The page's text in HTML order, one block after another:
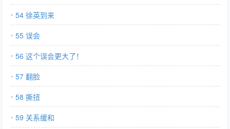
54 徐英到来
55 误会
56 这个误会更大了！
57 翻脸
58 撕扭
59 关系缓和